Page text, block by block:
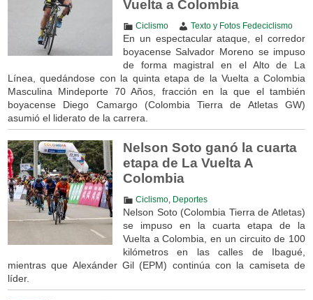
Vuelta a Colombia
Ciclismo Texto y Fotos Fedeciclismo
En un espectacular ataque, el corredor
boyacense Salvador Moreno se impuso
de forma magistral en el Alto de La
Línea, quedándose con la quinta etapa de la Vuelta a Colombia
Masculina Mindeporte 70 Años, fracción en la que el también
boyacense Diego Camargo (Colombia Tierra de Atletas GW)
asumió el liderato de la carrera.
Nelson Soto ganó la cuarta
etapa de La Vuelta A
Colombia
Ciclismo, Deportes
Nelson Soto (Colombia Tierra de Atletas)
se impuso en la cuarta etapa de la
Vuelta a Colombia, en un circuito de 100
kilómetros en las calles de Ibagué,
mientras que Alexánder Gil (EPM) continúa con la camiseta de
líder.